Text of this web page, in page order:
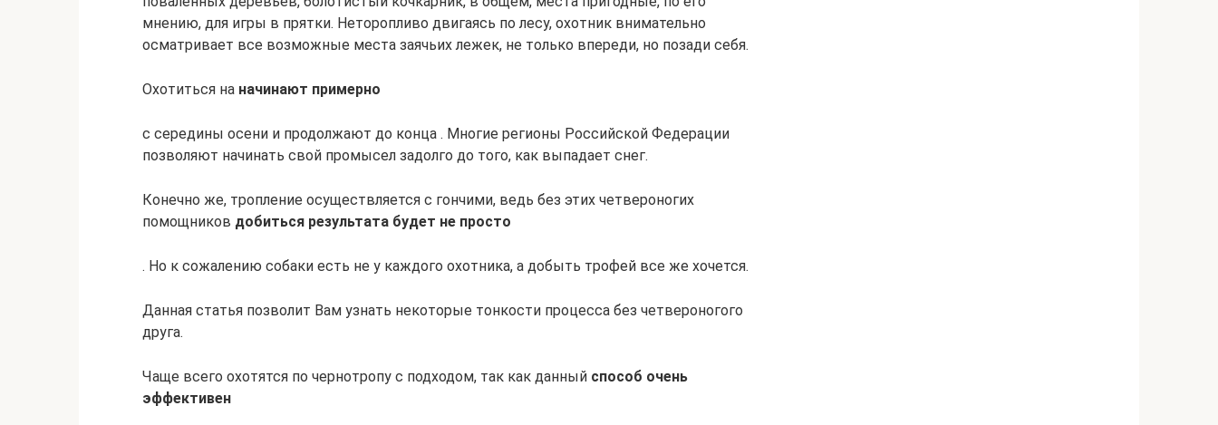
мнению, для игры в прятки. Неторопливо двигаясь по лесу, охотник внимательно
осматривает все возможные места заячьих лежек, не только впереди, но позади себя.
Охотиться на начинают примерно
с середины осени и продолжают до конца . Многие регионы Российской Федерации
позволяют начинать свой промысел задолго до того, как выпадает снег.
Конечно же, тропление осуществляется с гончими, ведь без этих четвероногих
помощников добиться результата будет не просто
. Но к сожалению собаки есть не у каждого охотника, а добыть трофей все же хочется.
Данная статья позволит Вам узнать некоторые тонкости процесса без четвероногого
друга.
Чаще всего охотятся по чернотропу с подходом, так как данный способ очень
эффективен